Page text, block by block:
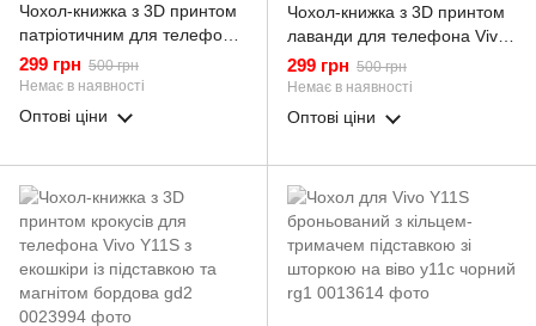
Чохол-книжка з 3D принтом
патріотичним для телефона
Vivo Y11S з екошкіри із
підставкою та магнітом
бордова gd2
299 грн 500 грн
Немає в наявності
Оптові ціни
Чохол-книжка з 3D принтом
лаванди для телефона Vivo
Y11S з екошкіри із
підставкою та магнітом
бордова gd2
299 грн 500 грн
Немає в наявності
Оптові ціни